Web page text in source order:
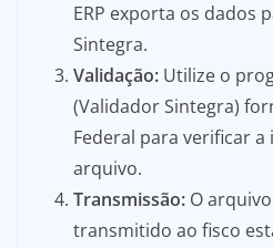
ERP exporta os dados
Sintegra.
Validação: Utilize o
(Validador Sintegra)
Federal para verificar
arquivo.
Transmissão: O
transmitido ao fisco